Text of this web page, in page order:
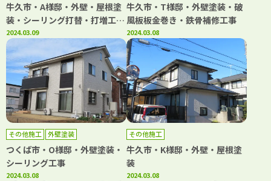
牛久市・A様邸・外壁・屋根塗
装・シーリング打替・打増工
事・バルコニーＦＲＰ防水工事
2024.03.09
牛久市・T様邸・外壁塗装・破
風板板金巻き・鉄骨補修工事
2024.03.08
その他施工 外壁塗装
つくば市・O様邸・外壁塗装・
シーリング工事
2024.03.08
その他施工
牛久市・K様邸・外壁・屋根塗
装
2024.03.08